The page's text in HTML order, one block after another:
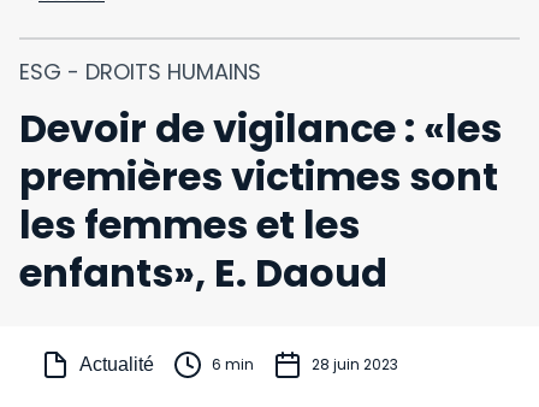
ESG - DROITS HUMAINS
Devoir de vigilance : «les
premières victimes sont
les femmes et les
enfants», E. Daoud
Actualité 6 min 28 juin 2023